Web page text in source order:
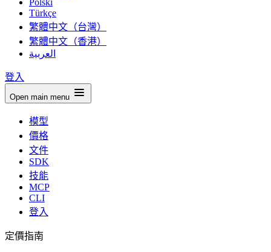
Türkçe
繁體中文（台灣）
繁體中文（香港）
العربية
登入
Open main menu
模型
價格
文件
SDK
技能
MCP
CLI
登入
定價指南